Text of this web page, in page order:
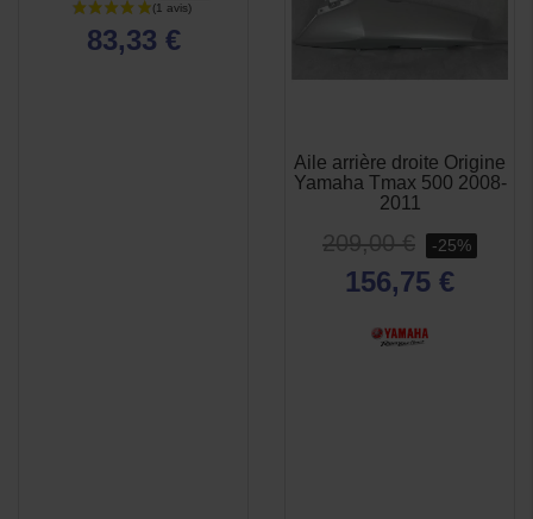
83,33 €
Aile arrière droite Origine
Yamaha Tmax 500 2008-
2011
209,00 € -25%
156,75 €
APERÇU
RAPIDE